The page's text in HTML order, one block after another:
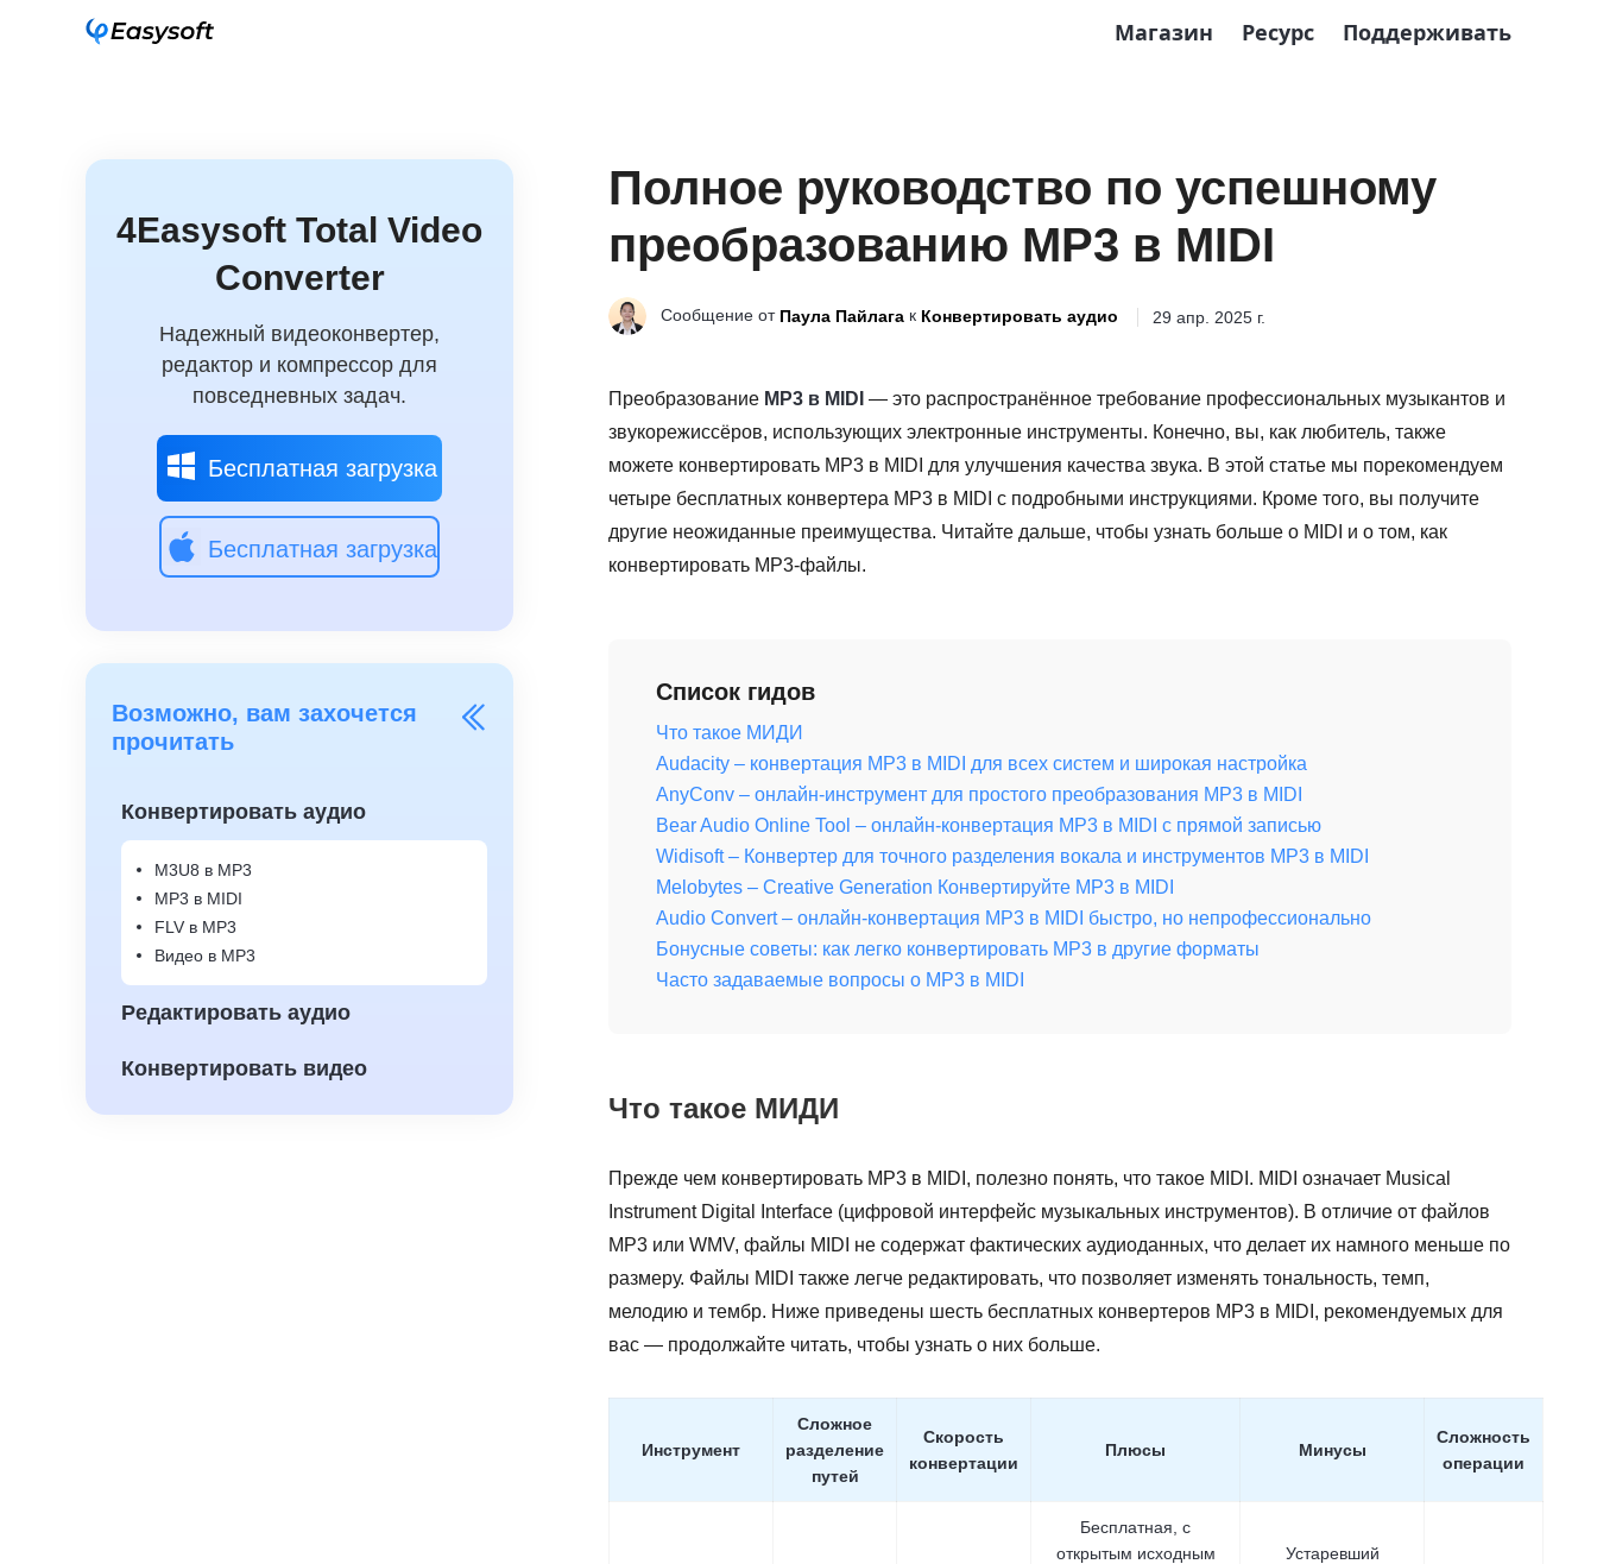
Магазин Ресурс Поддерживать
4Easysoft Total Video
Converter
Надежный видеоконвертер,
редактор и компрессор для
повседневных задач.
Бесплатная загрузка
Бесплатная загрузка
Возможно, вам захочется
прочитать
Конвертировать аудио
M3U8 в MP3
MP3 в MIDI
FLV в MP3
Видео в MP3
Редактировать аудио
Конвертировать видео
Полное руководство по успешному
преобразованию MP3 в MIDI
Сообщение от Паула Пайлага к Конвертировать аудио 29 апр. 2025 г.
Преобразование MP3 в MIDI — это распространённое требование профессиональных музыкантов и
звукорежиссёров, использующих электронные инструменты. Конечно, вы, как любитель, также
можете конвертировать MP3 в MIDI для улучшения качества звука. В этой статье мы порекомендуем
четыре бесплатных конвертера MP3 в MIDI с подробными инструкциями. Кроме того, вы получите
другие неожиданные преимущества. Читайте дальше, чтобы узнать больше о MIDI и о том, как
конвертировать MP3-файлы.
Список гидов
Что такое МИДИ
Audacity – конвертация MP3 в MIDI для всех систем и широкая настройка
AnyConv – онлайн-инструмент для простого преобразования MP3 в MIDI
Bear Audio Online Tool – онлайн-конвертация MP3 в MIDI с прямой записью
Widisoft – Конвертер для точного разделения вокала и инструментов MP3 в MIDI
Melobytes – Creative Generation Конвертируйте MP3 в MIDI
Audio Convert – онлайн-конвертация MP3 в MIDI быстро, но непрофессионально
Бонусные советы: как легко конвертировать MP3 в другие форматы
Часто задаваемые вопросы о MP3 в MIDI
Что такое МИДИ
Прежде чем конвертировать MP3 в MIDI, полезно понять, что такое MIDI. MIDI означает Musical
Instrument Digital Interface (цифровой интерфейс музыкальных инструментов). В отличие от файлов
MP3 или WMV, файлы MIDI не содержат фактических аудиоданных, что делает их намного меньше по
размеру. Файлы MIDI также легче редактировать, что позволяет изменять тональность, темп,
мелодию и тембр. Ниже приведены шесть бесплатных конвертеров MP3 в MIDI, рекомендуемых для
вас — продолжайте читать, чтобы узнать о них больше.
Инструмент
Сложное
разделение
путей
Скорость
конвертации
Плюсы Минусы
Сложность
операции
Бесплатная, с
открытым исходным
Устаревший